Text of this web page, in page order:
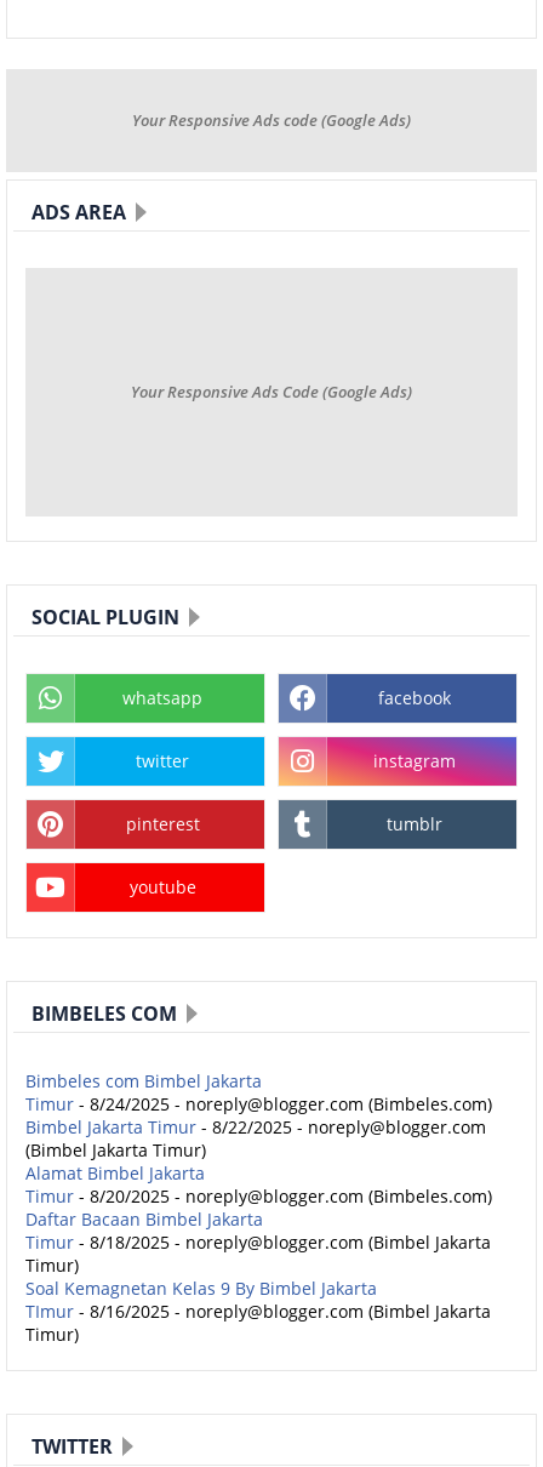
Your Responsive Ads code (Google Ads)
ADS AREA
Your Responsive Ads Code (Google Ads)
SOCIAL PLUGIN
whatsapp facebook
twitter instagram
pinterest tumblr
youtube
BIMBELES COM
Bimbeles com Bimbel Jakarta
Timur - 8/24/2025 - noreply@blogger.com (Bimbeles.com)
Bimbel Jakarta Timur - 8/22/2025 - noreply@blogger.com
(Bimbel Jakarta Timur)
Alamat Bimbel Jakarta
Timur - 8/20/2025 - noreply@blogger.com (Bimbeles.com)
Daftar Bacaan Bimbel Jakarta
Timur - 8/18/2025 - noreply@blogger.com (Bimbel Jakarta
Timur)
Soal Kemagnetan Kelas 9 By Bimbel Jakarta
TImur - 8/16/2025 - noreply@blogger.com (Bimbel Jakarta
Timur)
TWITTER